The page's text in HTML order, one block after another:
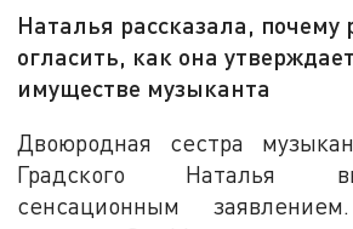
Наталья рассказала, почему
огласить, как она
имуществе музыканта
Двоюродная сестра
Градского Наталья
сенсационным